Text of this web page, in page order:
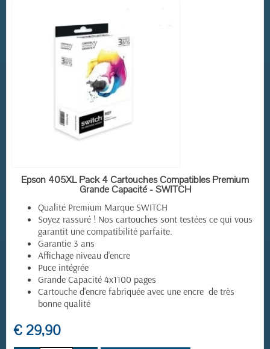
EN STOCK
Epson 405XL Pack 4 Cartouches Compatibles Premium
Grande Capacité - SWITCH
Qualité Premium Marque SWITCH
Soyez rassuré ! Nos cartouches sont testées ce qui vous
garantit une compatibilité parfaite.
Garantie 3 ans
Affichage niveau d'encre
Puce intégrée
Grande Capacité 4x1100 pages
Cartouche d'encre fabriquée avec une encre de très
bonne qualité
€ 29,90